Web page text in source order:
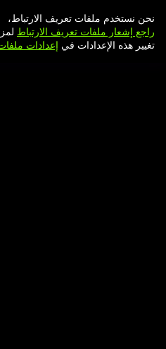
نحن نستخدم ملفات تعريف الارتباط،
راجع إشعار ملفات تعريف الارتباط
تغيير هذه الإعدادات في إعدادات